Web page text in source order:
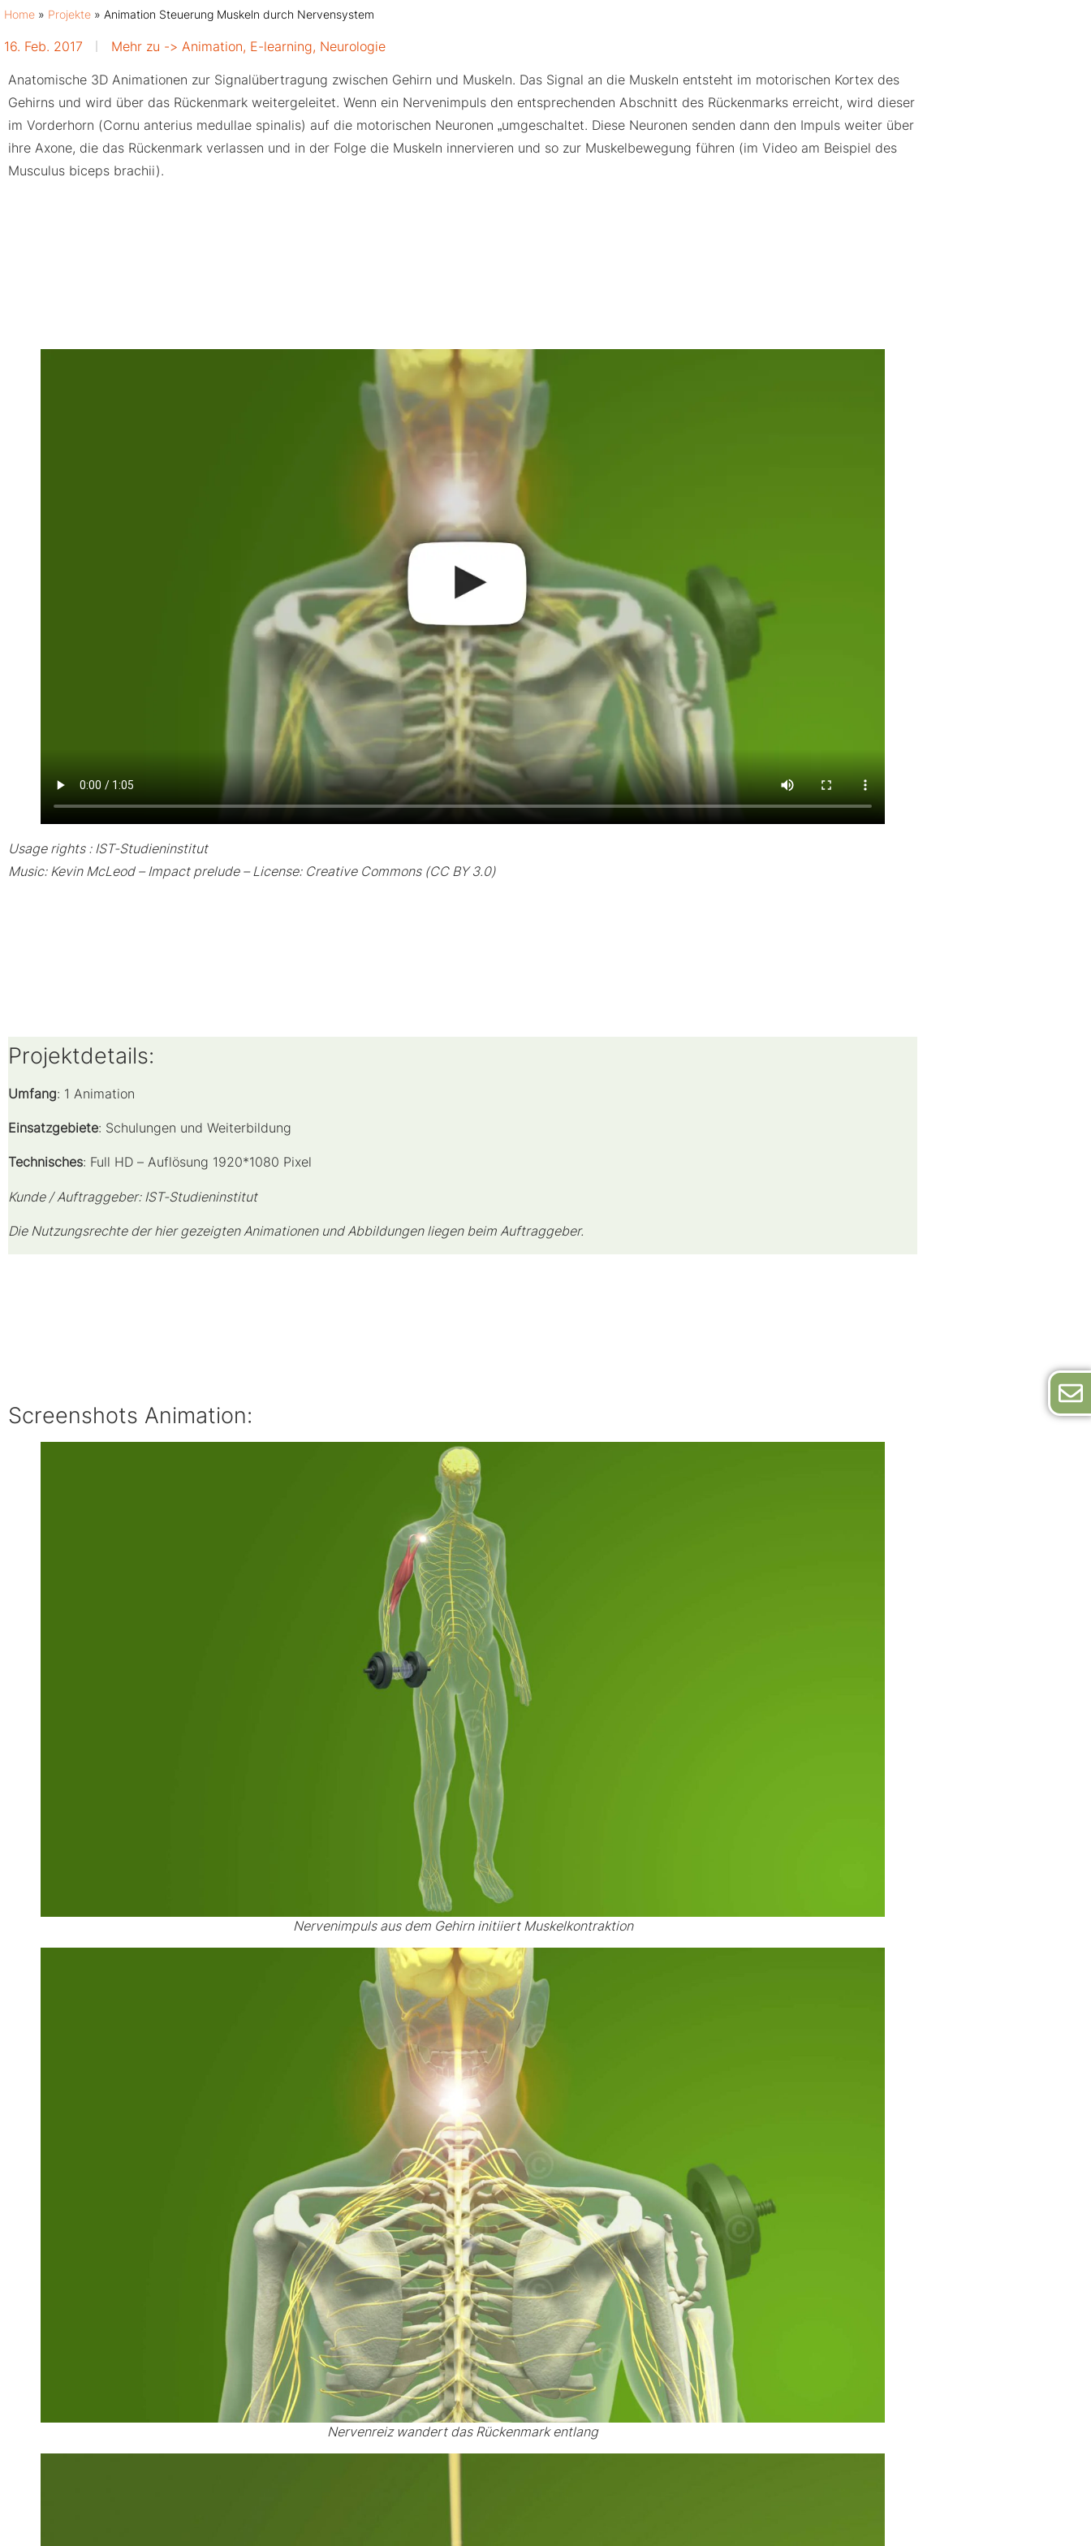
Home » Projekte » Animation Steuerung Muskeln durch Nervensystem
16. Feb. 2017 Mehr zu -> Animation, E-learning, Neurologie
Anatomische 3D Animationen zur Signalübertragung zwischen Gehirn und Muskeln. Das Signal an die Muskeln entsteht im motorischen Kortex des
Gehirns und wird über das Rückenmark weitergeleitet. Wenn ein Nervenimpuls den entsprechenden Abschnitt des Rückenmarks erreicht, wird dieser
im Vorderhorn (Cornu anterius medullae spinalis) auf die motorischen Neuronen „umgeschaltet. Diese Neuronen senden dann den Impuls weiter über
ihre Axone, die das Rückenmark verlassen und in der Folge die Muskeln innervieren und so zur Muskelbewegung führen (im Video am Beispiel des
Musculus biceps brachii).
Usage rights : IST-Studieninstitut
Music: Kevin McLeod – Impact prelude – License: Creative Commons (CC BY 3.0)
Projektdetails:
Umfang: 1 Animation
Einsatzgebiete: Schulungen und Weiterbildung
Technisches: Full HD – Auflösung 1920*1080 Pixel
Kunde / Auftraggeber: IST-Studieninstitut
Die Nutzungsrechte der hier gezeigten Animationen und Abbildungen liegen beim Auftraggeber.
Screenshots Animation:
Nervenimpuls aus dem Gehirn initiiert Muskelkontraktion
Nervenreiz wandert das Rückenmark entlang